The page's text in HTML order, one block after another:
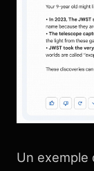
Un exemple